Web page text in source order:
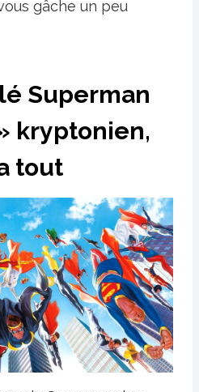
gâche un peu
Superman
kryptonien,
tout